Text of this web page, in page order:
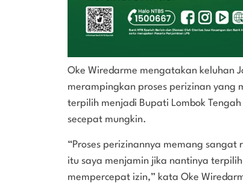
Oke Wiredarme mengatakan keluhan
merampingkan proses perizinan yang
terpilih menjadi Bupati Lombok
secepat mungkin.
“Proses perizinannya memang
itu saya menjamin jika nantinya
mempercepat izin,” kata Oke